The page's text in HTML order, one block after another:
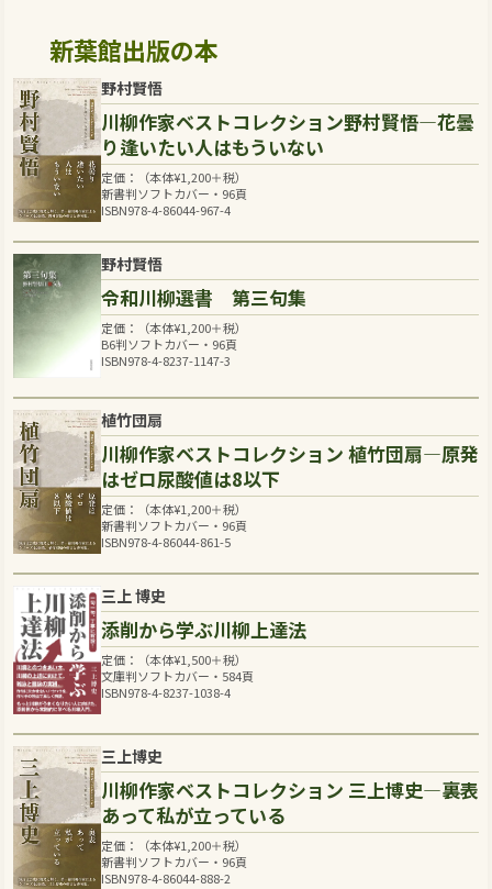
新葉館出版の本
野村賢悟
川柳作家ベストコレクション野村賢悟―花曇
り逢いたい人はもういない
定価：（本体¥1,200＋税）
新書判ソフトカバー・96頁
ISBN978-4-86044-967-4
野村賢悟
令和川柳選書 第三句集
定価：（本体¥1,200＋税）
B6判ソフトカバー・96頁
ISBN978-4-8237-1147-3
植竹団扇
川柳作家ベストコレクション 植竹団扇―原発
はゼロ尿酸値は8以下
定価：（本体¥1,200＋税）
新書判ソフトカバー・96頁
ISBN978-4-86044-861-5
三上 博史
添削から学ぶ川柳上達法
定価：（本体¥1,500＋税）
文庫判ソフトカバー・584頁
ISBN978-4-8237-1038-4
三上博史
川柳作家ベストコレクション 三上博史―裏表
あって私が立っている
定価：（本体¥1,200＋税）
新書判ソフトカバー・96頁
ISBN978-4-86044-888-2